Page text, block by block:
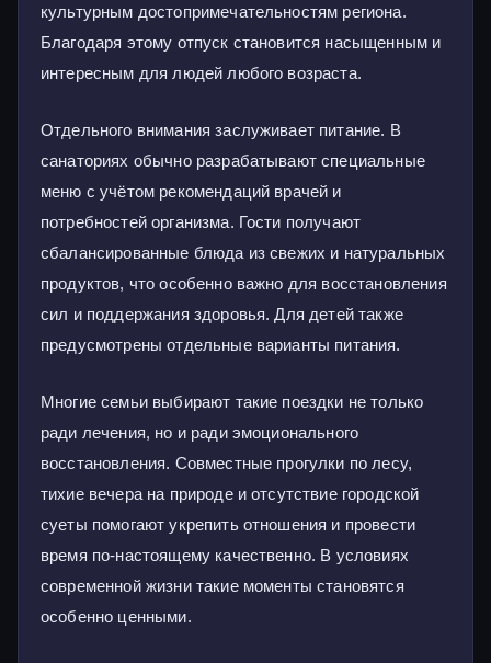
культурным достопримечательностям региона.
Благодаря этому отпуск становится насыщенным и
интересным для людей любого возраста.
Отдельного внимания заслуживает питание. В
санаториях обычно разрабатывают специальные
меню с учётом рекомендаций врачей и
потребностей организма. Гости получают
сбалансированные блюда из свежих и натуральных
продуктов, что особенно важно для восстановления
сил и поддержания здоровья. Для детей также
предусмотрены отдельные варианты питания.
Многие семьи выбирают такие поездки не только
ради лечения, но и ради эмоционального
восстановления. Совместные прогулки по лесу,
тихие вечера на природе и отсутствие городской
суеты помогают укрепить отношения и провести
время по-настоящему качественно. В условиях
современной жизни такие моменты становятся
особенно ценными.